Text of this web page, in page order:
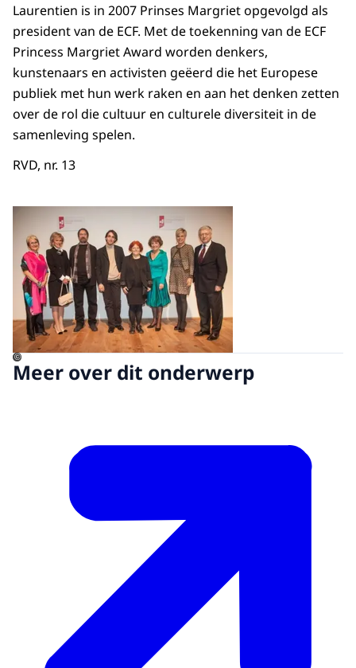
Laurentien is in 2007 Prinses Margriet opgevolgd als
president van de ECF. Met de toekenning van de ECF
Princess Margriet Award worden denkers,
kunstenaars en activisten geëerd die het Europese
publiek met hun werk raken en aan het denken zetten
over de rol die cultuur en culturele diversiteit in de
samenleving spelen.
RVD, nr. 13
Open de galerij in vergrote
©
Meer over dit onderwerp